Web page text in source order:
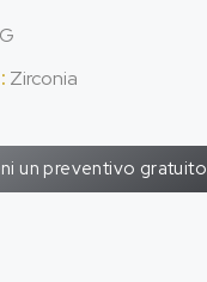
Zirconia
un preventivo gratuito